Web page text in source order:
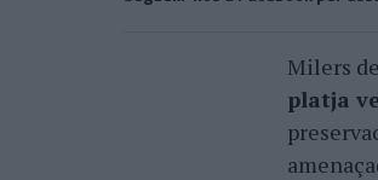
Milers
platja